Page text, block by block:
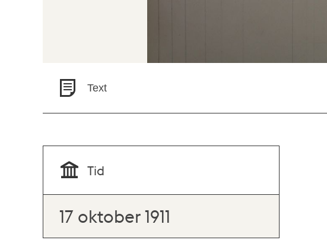
Text
Tid
17 oktober 1911